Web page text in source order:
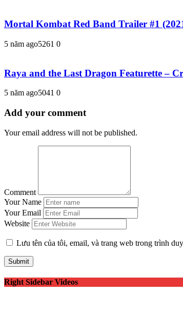
Mortal Kombat Red Band Trailer #1
5 năm ago5261 0
Raya and the Last Dragon Featurette –
5 năm ago5041 0
Add your comment
Your email address will not be published.
Comment
Your Name
Your Email
Website
Lưu tên của tôi, email, và trang web trong trình
Right Sidebar Videos